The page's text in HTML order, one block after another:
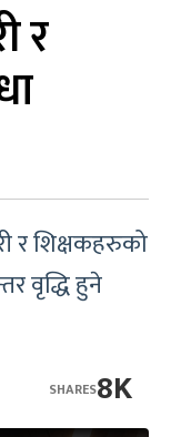
र
र शिक्षकहरुको
वृद्धि हुने
8K
SHARES